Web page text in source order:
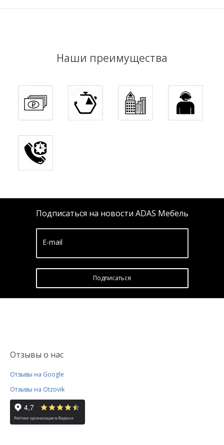
Наши преимущества
Подписаться на новости ADAS Мебель
E-mail
Подписатьcя
Отзывы о нас
Отзывы на Google
Отзывы на Otzovik